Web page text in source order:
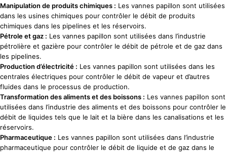
Manipulation de produits chimiques : Les vannes papillon sont utilisées
dans les usines chimiques pour contrôler le débit de produits
chimiques dans les pipelines et les réservoirs.
Pétrole et gaz : Les vannes papillon sont utilisées dans l’industrie
pétrolière et gazière pour contrôler le débit de pétrole et de gaz dans
les pipelines.
Production d’électricité : Les vannes papillon sont utilisées dans les
centrales électriques pour contrôler le débit de vapeur et d’autres
fluides dans le processus de production.
Transformation des aliments et des boissons : Les vannes papillon sont
utilisées dans l’industrie des aliments et des boissons pour contrôler le
débit de liquides tels que le lait et la bière dans les canalisations et les
réservoirs.
Pharmaceutique : Les vannes papillon sont utilisées dans l’industrie
pharmaceutique pour contrôler le débit de liquide et de gaz dans le